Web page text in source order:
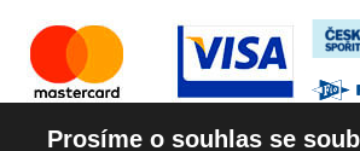
Prosíme o souhlas se